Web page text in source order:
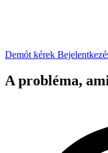
Demót kérek
A probléma,